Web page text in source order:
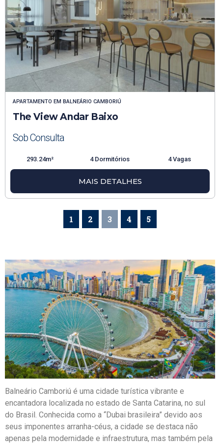
APARTAMENTO EM BALNEÁRIO CAMBORIÚ
The View Andar Baixo
Sob Consulta
293.24m² 4 Dormitórios 4 Vagas
MAIS DETALHES
1 2 3 4 5
Balneário Camboriú é uma cidade turística vibrante e
encantadora localizada no estado de Santa Catarina, no sul
do Brasil. Conhecida como a “Dubai brasileira” devido aos
seus imponentes arranha-céus, a cidade se destaca não
apenas pela modernidade e infraestrutura, mas também pela